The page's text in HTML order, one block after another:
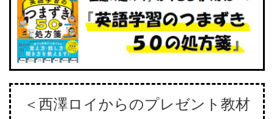
＜西澤ロイからのプレゼント教材